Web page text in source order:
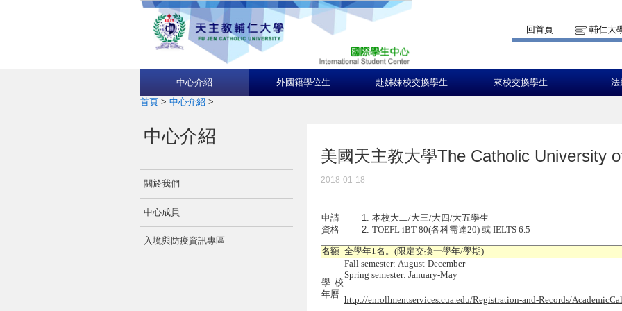
回首頁 輔仁大
中心介紹 外國籍學位生 赴姊妹校交換學生 來校交換學生 法
首頁 > 中心介紹 >
中心介紹
關於我們
中心成員
入境與防疫資訊專區
美國天主教大學The Catholic University
2018-01-18
申請
資格
本校大二/大三/大四/大五學生
TOEFL iBT 80(各科需達20) 或 IELTS 6.5
名額 全學年1名。(限定交換一學年/學期)
學校
年曆
Fall semester: August-December
Spring semester: January-May
http://enrollmentservices.cua.edu/Registration-and-Records/